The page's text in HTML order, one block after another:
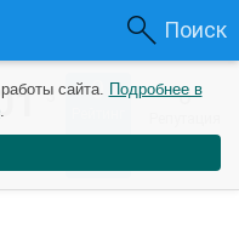
Поиск
3 0 0
сайта. Подробнее в
.